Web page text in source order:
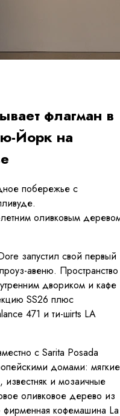
флагман в
Йорк на
побережье с
оливковым
запустил свой первый
авеню. Пространство
двориком и кафе
SS26 плюс
471 и ти-шirts LA
с Sarita Posada
домами: мягкие
известняк и мозаичные
оливковое дерево из
кофемашина La